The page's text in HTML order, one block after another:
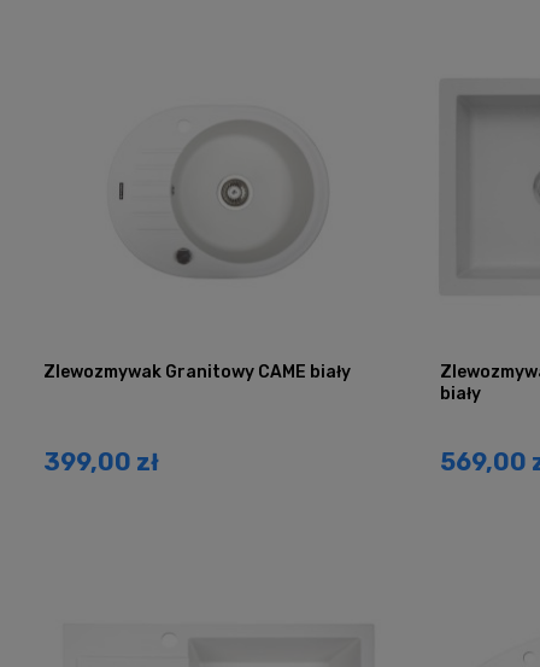
Zlewozmywak Granitowy CAME biały
399,00 zł
biały
569,00